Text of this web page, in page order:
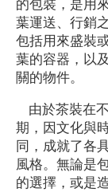
的包裝，是用
葉運送、行銷
包括用來盛裝
葉的容器，以
關的物件。
由於茶裝在
期，因文化與
同，成就了各
風格。無論是
的選擇，或是